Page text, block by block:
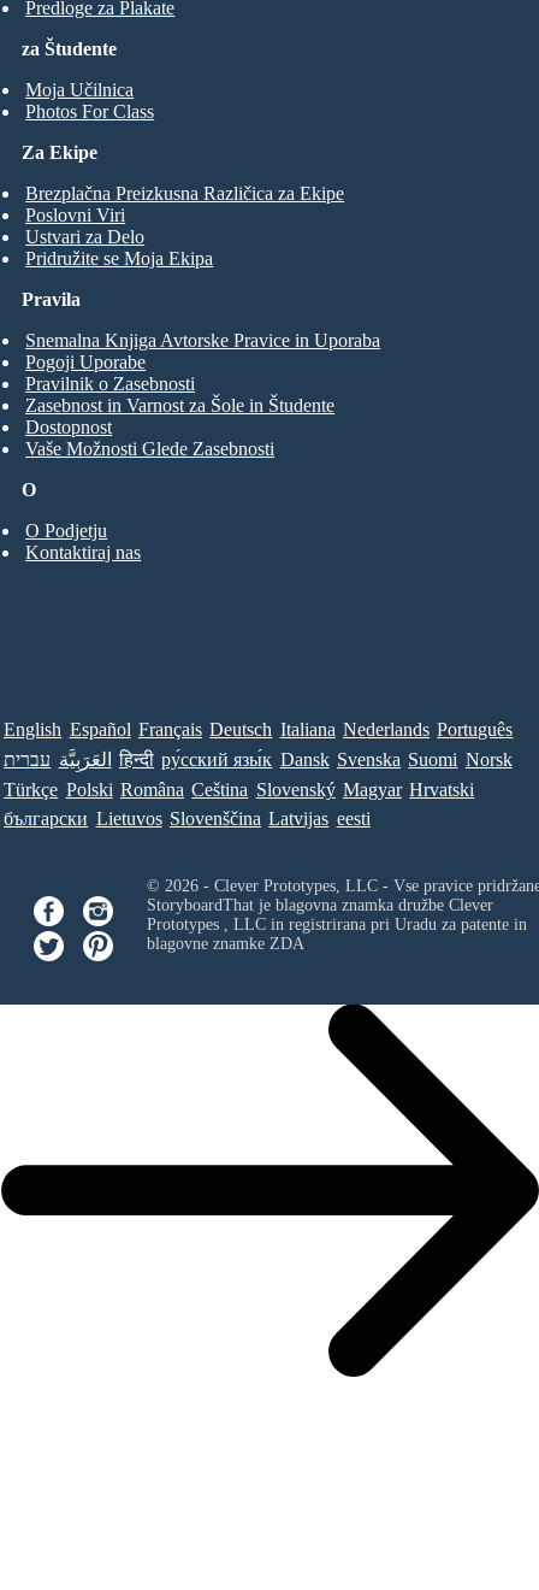
za Študente
Moja Učilnica
Photos For Class
Predloge za Plakate
Za Ekipe
Brezplačna Preizkusna Različica za Ekipe
Poslovni Viri
Ustvari za Delo
Pridružite se Moja Ekipa
O
O Podjetju
Kontaktiraj nas
Pravila
Snemalna Knjiga Avtorske Pravice in Uporaba
Pogoji Uporabe
Pravilnik o Zasebnosti
Zasebnost in Varnost za Šole in Študente
Dostopnost
Vaše Možnosti Glede Zasebnosti
English Español Français Deutsch Italiana Nederlands Português
עברית العَرَبِيَّة हिन्दी ру́сский язы́к Dansk Svenska Suomi Norsk
Türkçe Polski Româna Ceština Slovenský Magyar Hrvatski
български Lietuvos Slovenščina Latvijas eesti
© 2026 - Clever Prototypes, LLC - Vse pravice
StoryboardThat je blagovna znamka družbe Clever
Prototypes , LLCin registrirana pri Uradu za patente in
blagovne znamke ZDA